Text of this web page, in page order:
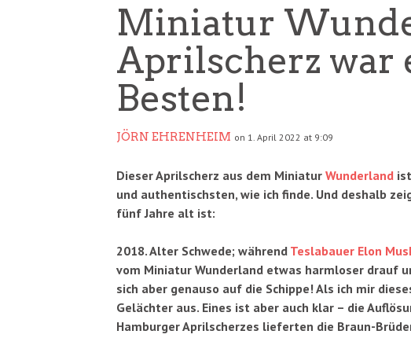
Miniatur
Aprilscherz war
Besten!
JÖRN EHRENHEIM on 1. April 2022 at 9:09
Dieser Aprilscherz aus dem Miniatur Wunderland
und authentischsten, wie ich finde. Und deshalb
fünf Jahre alt ist:
2018. Alter Schwede; während Teslabauer Elon
vom Miniatur Wunderland etwas harmloser drauf
sich aber genauso auf die Schippe! Als ich mir
Gelächter aus. Eines ist aber auch klar – die
Hamburger Aprilscherzes lieferten die Braun-